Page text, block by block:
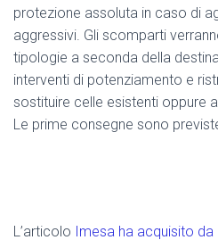
protezione assoluta in caso di
aggressivi. Gli scomparti
tipologie a seconda della
interventi di potenziamento e
sostituire celle esistenti oppure
Le prime consegne sono
L’articolo Imesa ha acquisito